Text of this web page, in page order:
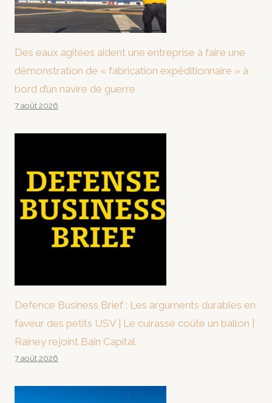
Des eaux agitées aident une entreprise à faire une
démonstration de « fabrication expéditionnaire » à
bord d’un navire de guerre
7 août 2026
Defence Business Brief : Les arguments durables en
faveur des petits USV | Le cuirassé coûte un ballon |
Rainey rejoint Bain Capital
7 août 2026